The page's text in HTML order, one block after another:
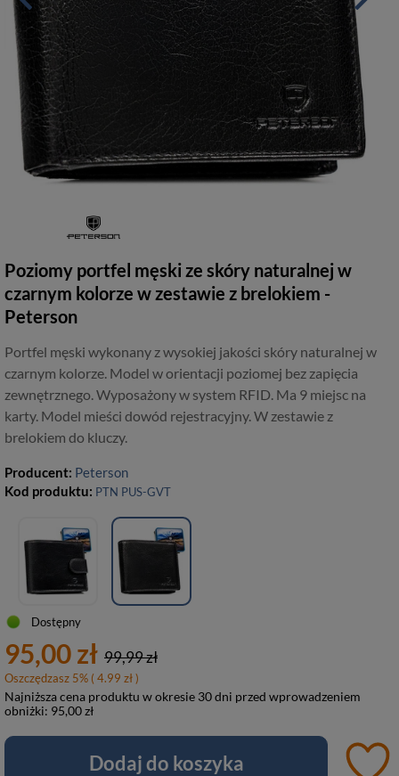
Poziomy portfel męski ze skóry naturalnej w
czarnym kolorze w zestawie z brelokiem -
Peterson
Portfel męski wykonany z wysokiej jakości skóry naturalnej w
czarnym kolorze. Model w orientacji poziomej bez zapięcia
zewnętrznego. Wyposażony w system RFID. Ma 9 miejsc na
karty. Model mieści dowód rejestracyjny. W zestawie z
brelokiem do kluczy.
Producent: Peterson
Kod produktu: PTN PUS-GVT
Dostępny
95,00 zł 99,99 zł
Oszczędzasz 5% ( 4.99 zł )
Najniższa cena produktu w okresie 30 dni przed wprowadzeniem
obniżki: 95,00 zł
Dodaj do koszyka